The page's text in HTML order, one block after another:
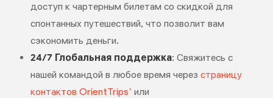
доступ к чартерным билетам со скидкой для
спонтанных путешествий, что позволит вам
сэкономить деньги.
24/7 Глобальная поддержка: Свяжитесь с
нашей командой в любое время через страницу
контактов OrientTrips’ или